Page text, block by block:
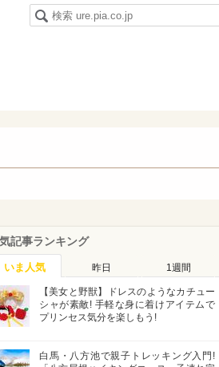
記事ランキング
いま人気 昨日 1週間
【美女と野獣】ドレスのようなカチュー
シャが素敵! 手軽な身に着けアイテムで
プリンセス気分を楽しもう!
白馬・八方池で親子トレッキング入門!